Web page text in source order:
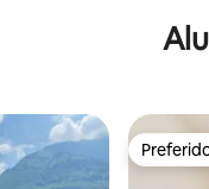
hóspedes